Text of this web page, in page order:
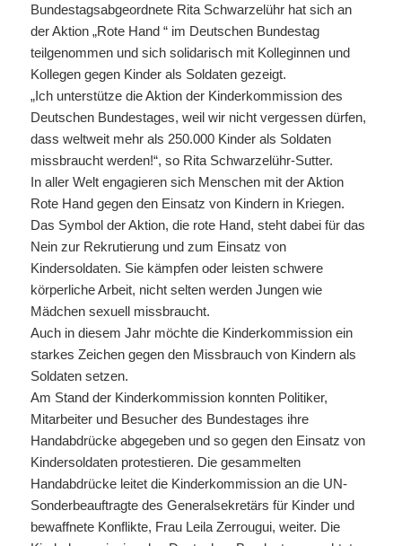
Bundestagsabgeordnete Rita Schwarzelühr hat sich an
der Aktion „Rote Hand “ im Deutschen Bundestag
teilgenommen und sich solidarisch mit Kolleginnen und
Kollegen gegen Kinder als Soldaten gezeigt.
„Ich unterstütze die Aktion der Kinderkommission des
Deutschen Bundestages, weil wir nicht vergessen dürfen,
dass weltweit mehr als 250.000 Kinder als Soldaten
missbraucht werden!“, so Rita Schwarzelühr-Sutter.
In aller Welt engagieren sich Menschen mit der Aktion
Rote Hand gegen den Einsatz von Kindern in Kriegen.
Das Symbol der Aktion, die rote Hand, steht dabei für das
Nein zur Rekrutierung und zum Einsatz von
Kindersoldaten. Sie kämpfen oder leisten schwere
körperliche Arbeit, nicht selten werden Jungen wie
Mädchen sexuell missbraucht.
Auch in diesem Jahr möchte die Kinderkommission ein
starkes Zeichen gegen den Missbrauch von Kindern als
Soldaten setzen.
Am Stand der Kinderkommission konnten Politiker,
Mitarbeiter und Besucher des Bundestages ihre
Handabdrücke abgegeben und so gegen den Einsatz von
Kindersoldaten protestieren. Die gesammelten
Handabdrücke leitet die Kinderkommission an die UN-
Sonderbeauftragte des Generalsekretärs für Kinder und
bewaffnete Konflikte, Frau Leila Zerrougui, weiter. Die